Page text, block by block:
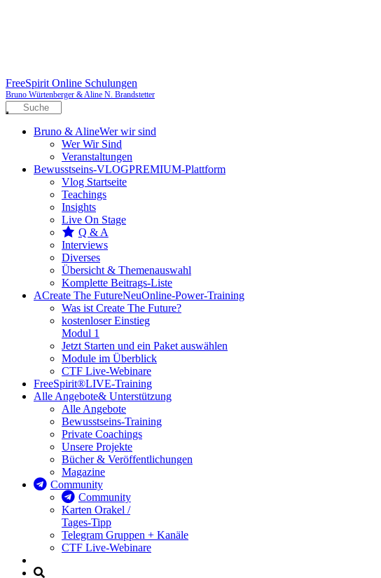
FreeSpirit Online Schulungen
Bruno Würtenberger & Aline N. Brandstetter
Bruno & AlineWer wir sind
Wer Wir Sind
Veranstaltungen
Bewusstseins-VLOGPREMIUM-Plattform
Vlog Startseite
Teachings
Insights
Live On Stage
Q & A
Interviews
Diverses
Übersicht & Themenauswahl
Komplette Beitrags-Liste
ACreate The FutureNeuOnline-Power-Training
Was ist Create The Future?
kostenloser Einstieg
Modul 1
Jetzt Starten und ein Paket auswählen
Module im Überblick
CTF Live-Webinare
FreeSpirit®LIVE-Training
Alle Angebote& Unterstützung
Alle Angebote
Bewusstseins-Training
Private Coachings
Unsere Projekte
Bücher & Veröffentlichungen
Magazine
Community
Community
Karten Orakel /
Tages-Tipp
Telegram Gruppen + Kanäle
CTF Live-Webinare